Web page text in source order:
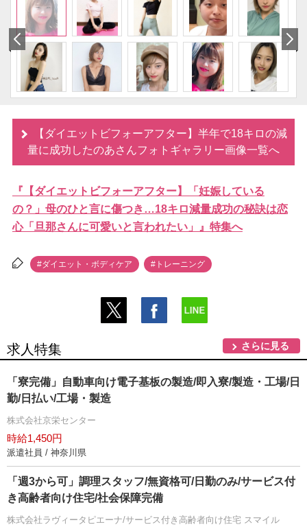
【ダイエットビフォーアフター】半年で18キロの減
量に成功したのあさんフォトギャラリー画像一覧へ
『【ダイエットビフォーアフター】「妊娠している
の？」母のひと言に傷つき…18キロ減量成功の秘訣は恋
心「旦那さんに可愛いと言われたい」』特集へ
#ダイエット・ボディケア #トレーニング
求人特集 さらに見る
「寮完備」自動車向け電子基板の製造/即入寮/製造・工場/日
勤/日払い/工場・製造
株式会社京栄センター
時給1,450円
派遣社員 / 神奈川県
「週3から可」調理スタッフ/無資格可/日勤のみ/サービス付
き高齢者向け住宅/社会保障完備
株式会社ラヴィータピエーナ/サービス付き高齢者向け住宅 スマイル